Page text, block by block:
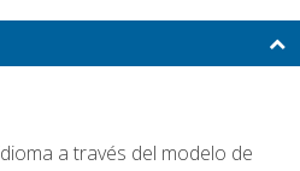
a través del modelo de